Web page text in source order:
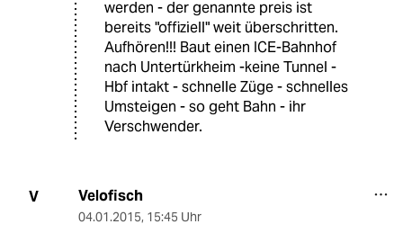
werden - der genannte preis ist
bereits "offiziell" weit überschritten.
Aufhören!!! Baut einen ICE-Bahnhof
nach Untertürkheim -keine Tunnel -
Hbf intakt - schnelle Züge - schnelles
Umsteigen - so geht Bahn - ihr
Verschwender.
V Velofisch
04.01.2015, 15:45 Uhr